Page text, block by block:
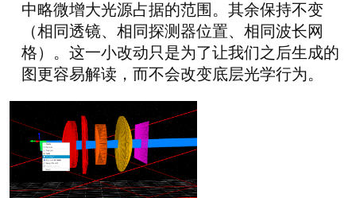
中略微增大光源占据的范围。其余保持不变
（相同透镜、相同探测器位置、相同波长网
格）。这一小改动只是为了让我们之后生成的
图更容易解读，而不会改变底层光学行为。